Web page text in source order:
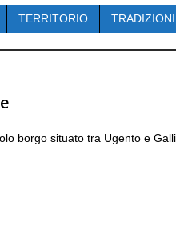
TERRITORIO TRADIZIONI
borgo situato tra Ugento e